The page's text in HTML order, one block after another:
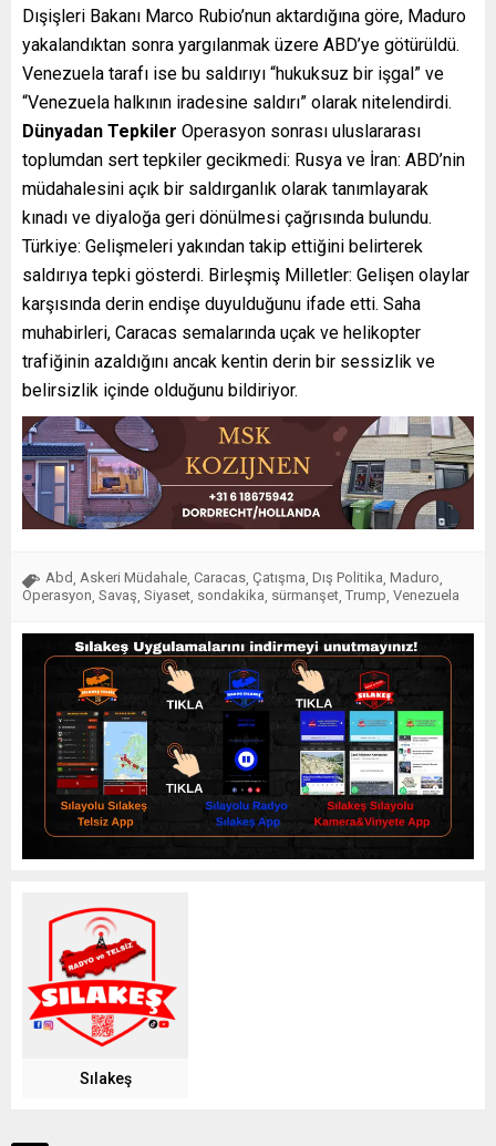
Dışişleri Bakanı Marco Rubio’nun aktardığına göre, Maduro
yakalandıktan sonra yargılanmak üzere ABD’ye götürüldü.
Venezuela tarafı ise bu saldırıyı “hukuksuz bir işgal” ve
“Venezuela halkının iradesine saldırı” olarak nitelendirdi.
Dünyadan Tepkiler Operasyon sonrası uluslararası
toplumdan sert tepkiler gecikmedi: Rusya ve İran: ABD’nin
müdahalesini açık bir saldırganlık olarak tanımlayarak
kınadı ve diyaloğa geri dönülmesi çağrısında bulundu.
Türkiye: Gelişmeleri yakından takip ettiğini belirterek
saldırıya tepki gösterdi. Birleşmiş Milletler: Gelişen olaylar
karşısında derin endişe duyulduğunu ifade etti. Saha
muhabirleri, Caracas semalarında uçak ve helikopter
trafiğinin azaldığını ancak kentin derin bir sessizlik ve
belirsizlik içinde olduğunu bildiriyor.
Abd Askeri Müdahale Caracas Çatışma Dış Politika Maduro
Operasyon Savaş Siyaset sondakika sürmanşet Trump Venezuela
Sılakeş